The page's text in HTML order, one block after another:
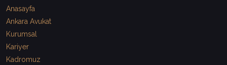
Anasayfa
Ankara Avukat
Kurumsal
Kariyer
Kadromuz